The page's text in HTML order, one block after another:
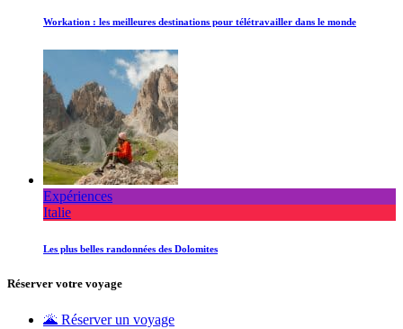
Workation : les meilleures destinations pour télétravailler dans le monde
Expériences
Italie
Les plus belles randonnées des Dolomites
Réserver votre voyage
🌋 Réserver un voyage